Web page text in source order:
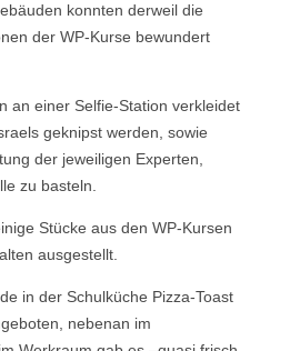
konnten derweil die
der WP-Kurse bewundert
an einer Selfie-Station verkleidet
geknipst werden, sowie
der jeweiligen Experten,
zu basteln.
Stücke aus den WP-Kursen
ausgestellt.
in der Schulküche Pizza-Toast
nebenan im